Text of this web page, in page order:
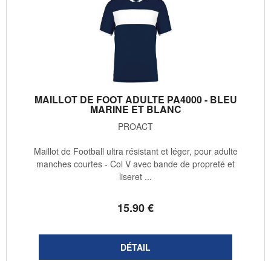
MAILLOT DE FOOT ADULTE PA4000 - BLEU
MARINE ET BLANC
PROACT
15.90€
Maillot de Football ultra résistant et léger, pour adulte
manches courtes - Col V avec bande de propreté et
liseret ...